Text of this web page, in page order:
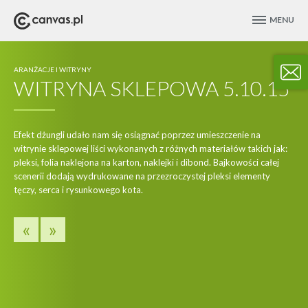
MENU
ARANŻACJE I WITRYNY
WITRYNA SKLEPOWA 5.10.15
Efekt dżungli udało nam się osiągnać poprzez umieszczenie na
witrynie sklepowej liści wykonanych z różnych materiałów takich jak:
pleksi, folia naklejona na karton, naklejki i dibond. Bajkowości całej
scenerii dodają wydrukowane na przezroczystej pleksi elementy
tęczy, serca i rysunkowego kota.
« »